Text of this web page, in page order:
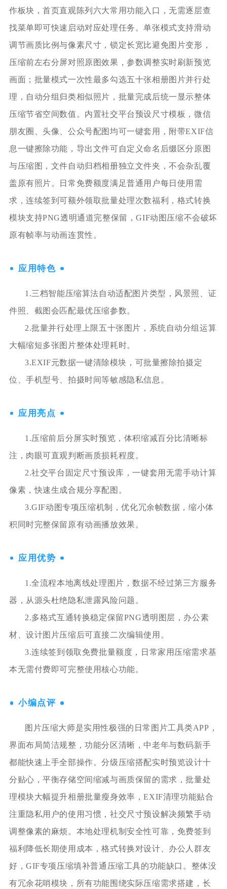
作板块，首页直观陈列六大常用功能入口，无需逐层查
找菜单即可快速启动对应处理任务。单张模式支持滑动
调节画质比例与像素尺寸，锁定长宽比避免图片变形，
压缩前左右分屏对照原图效果，参数调整实时刷新预览
画面；批量模式一次性最多勾选五十张相册图片并行处
理，自动分组归类相似照片，批量完成后统一显示整体
压缩节省空间数值。内置社交平台预设尺寸模板，微信
朋友圈、头像、公众号配图均可一键套用，附带EXIF信
息一键擦除功能，导出文件可自定义命名后缀区分原图
与压缩图，文件自动归档相册独立文件夹，不会杂乱覆
盖原有照片。日常免费额度满足普通用户每日使用需
求，连续签到可额外领取批量处理次数福利，格式转换
模块支持PNG透明通道完整保留，GIF动图压缩不会破坏
原有帧率与动画连贯性。
应用特色
1.三档智能压缩算法自动适配图片类型，风景照、证
件照、截图会匹配最优压缩参数。
2.批量并行处理上限五十张图片，系统自动分组运算
大幅缩短多张图片整体处理耗时。
3.EXIF元数据一键清除模块，可批量擦除拍摄定
位、手机型号、拍摄时间等敏感隐私信息。
应用亮点
1.压缩前后分屏实时预览，体积缩减百分比清晰标
注，肉眼可直观判断画质损耗程度。
2.社交平台固定尺寸预设库，一键套用无需手动计算
像素，快速生成合规分享配图。
3.GIF动图专项压缩机制，优化冗余帧数据，缩小体
积同时完整保留原有动画播放效果。
应用优势
1.全流程本地离线处理图片，数据不经过第三方服务
器，从源头杜绝隐私泄露风险问题。
2.多格式互通转换稳定保留PNG透明图层，办公素
材、设计图片压缩后可直接二次编辑使用。
3.连续签到领取免费批量额度，日常家用压缩需求基
本无需付费即可完整使用核心功能。
小编点评
图片压缩大师是实用性极强的日常图片工具类APP，
界面布局简洁规整，功能分区清晰，中老年与数码新手
都能快速上手全部操作。分级压缩搭配实时预览设计十
分贴心，平衡存储空间缩减与画质保留的需求，批量处
理模块大幅提升相册批量瘦身效率，EXIF清理功能贴合
注重隐私用户的使用习惯，社交尺寸预设解决频繁手动
调整像素的麻烦。本地处理机制安全性可靠，免费签到
福利降低长期使用成本，格式转换对设计、办公人群友
好，GIF专项压缩填补普通压缩工具的功能缺口。整体没
有冗余花哨模块，所有功能围绕实际压缩需求搭建，长